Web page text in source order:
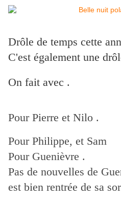
Drôle de temps cette
C'est également une
On fait avec .
Pour Pierre et Nilo .
Pour Philippe, et Sam
Pour Guenièvre .
Pas de nouvelles de
est bien rentrée de sa